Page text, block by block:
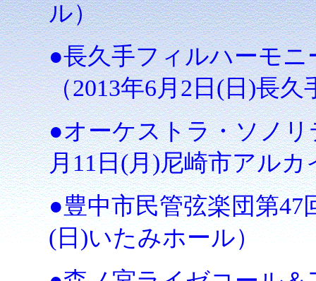
ル）
●長久手フィルハーモニ
（2013年6月2日(日)長
●オーケストラ・ソノリ
月11日(月)尼崎市アル
●豊中市民管弦楽団第47
(日)いたみホール）